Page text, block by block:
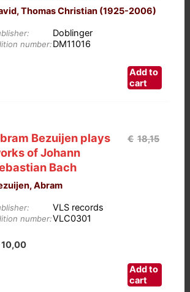
Thomas Christian (1925-2006)
Doblinger
number:DM11016
Add to
cart
Bezuijen plays
of Johann
Bach
Abram
VLS records
number:VLC0301
€ 18,15
10,00Huidige
Add to
cart